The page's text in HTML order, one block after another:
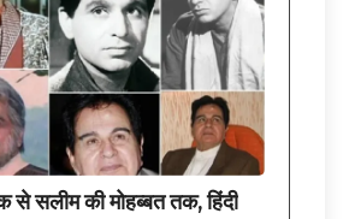
सलीम की मोहब्बत तक, हिंदी